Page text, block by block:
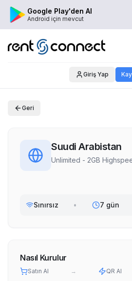
Google Play'den Al
Android için mevcut
Giriş Yap
Geri
Suudi Arabistan
Unlimited - 2GB
Sınırsız • 7 gün
Nasıl Kurulur
Satın Al → QR Al